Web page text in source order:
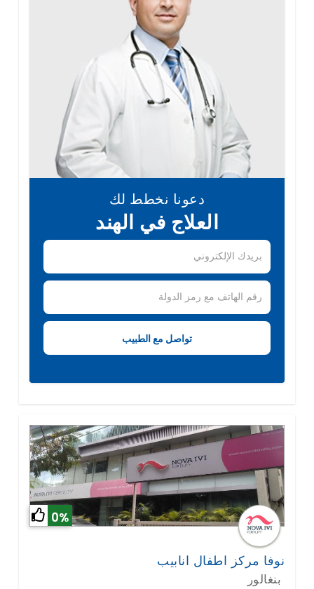
دعونا نخطط لك
العلاج في الهند
0%
نوفا مركز اطفال انابيب
بنغالور